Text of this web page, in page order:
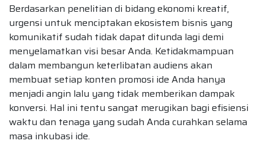
Berdasarkan penelitian di bidang ekonomi kreatif,
urgensi untuk menciptakan ekosistem bisnis yang
komunikatif sudah tidak dapat ditunda lagi demi
menyelamatkan visi besar Anda. Ketidakmampuan
dalam membangun keterlibatan audiens akan
membuat setiap konten promosi ide Anda hanya
menjadi angin lalu yang tidak memberikan dampak
konversi. Hal ini tentu sangat merugikan bagi efisiensi
waktu dan tenaga yang sudah Anda curahkan selama
masa inkubasi ide.